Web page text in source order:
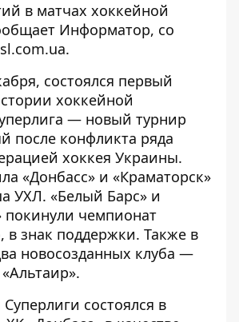
в матчах хоккейной
Информатор, со
.
состоялся первый
хоккейной
— новый турнир
после конфликта ряда
хоккея Украины.
«Донбасс» и «Краматорск»
УХЛ. «Белый Барс» и
покинули чемпионат
в знак поддержки. Также в
новосозданных клуба —
состоялся в